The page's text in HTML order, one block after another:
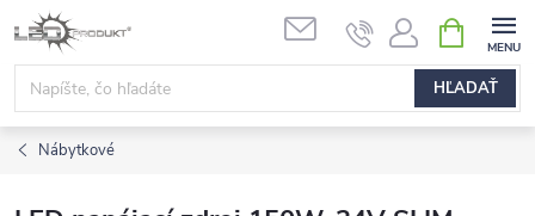
Prejsť
na
obsah
HĽADAŤ
KOŠÍK
Nábytkové